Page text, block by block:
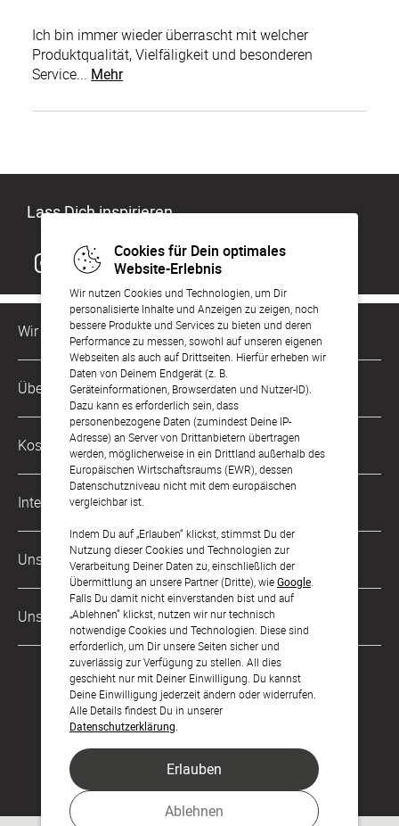
Cookies für Dein optimales
Website-Erlebnis
Wir nutzen Cookies und Technologien, um Dir
personalisierte Inhalte und Anzeigen zu zeigen, noch
bessere Produkte und Services zu bieten und deren
Performance zu messen, sowohl auf unseren eigenen
Webseiten als auch auf Drittseiten. Hierfür erheben wir
Daten von Deinem Endgerät (z. B.
Geräteinformationen, Browserdaten und Nutzer-ID).
Dazu kann es erforderlich sein, dass
personenbezogene Daten (zumindest Deine IP-
Adresse) an Server von Drittanbietern übertragen
werden, möglicherweise in ein Drittland außerhalb des
Europäischen Wirtschaftsraums (EWR), dessen
Datenschutzniveau nicht mit dem europäischen
vergleichbar ist.
Indem Du auf „Erlauben“ klickst, stimmst Du der
Nutzung dieser Cookies und Technologien zur
Verarbeitung Deiner Daten zu, einschließlich der
Übermittlung an unsere Partner (Dritte), wieGoogle
Falls Du damit nicht einverstanden bist und auf
„Ablehnen“ klickst, nutzen wir nur technisch
notwendige Cookies und Technologien. Diese sind
erforderlich, um Dir unsere Seiten sicher und
zuverlässig zur Verfügung zu stellen. All dies
geschieht nur mit Deiner Einwilligung. Du kannst
Deine Einwilligung jederzeit ändern oder widerrufen.
Alle Details findest Du in unserer
Datenschutzerklärung
Ablehnen
Erlauben
Ich bin immer wieder überrascht mit welcher
Produktqualität, Vielfäligkeit und besonderen
Service... Mehr
Lass Dich inspirieren
Wir sind für Dich da
Kundenservice-Hotline
0221 956 725 10
Mo. - Fr. von 9 bis 17 Uhr
kontakt@sendmoments.de
Über Uns
Philosophie
Karriere
Impressum
AGB & Widerrufsrecht
Zahlung & Versand
Datenschutz
Barrierefreiheitserklärung
LLM's
Kostenlose Services
Musterkarten
Digitale Gästelisten
FAQ & Hilfe
International
Österreich
Schweiz
Frankreich
Unsere Zahlungsarten
Unsere Partner
Feier den Moment.